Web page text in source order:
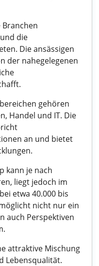
die
Die ansässigen
der nahegelegenen
gehören
Handel und IT. Die
an und bietet
kann je nach
liegt jedoch im
etwa 40.000 bis
nicht nur ein
auch Perspektiven
attraktive Mischung
Lebensqualität.